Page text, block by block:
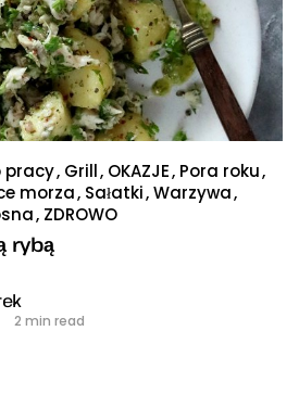
pracy Grill OKAZJE Pora roku
morza Sałatki Warzywa
ZDROWO
rybą
2 min read